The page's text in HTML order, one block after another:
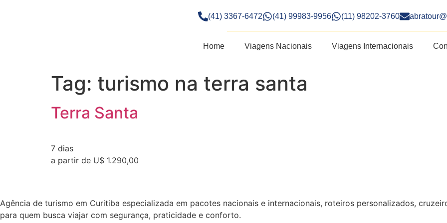
(41) 3367-6472 (41) 99983-9956 (11) 98202-3760
Home Viagens Nacionais Viagens Internacionais
Tag: turismo na terra santa
Terra Santa
7 dias
a partir de U$ 1.290,00
Agência de turismo em Curitiba especializada em pacotes nacionais e internacionais, roteiros personalizados,
para quem busca viajar com segurança, praticidade e conforto.